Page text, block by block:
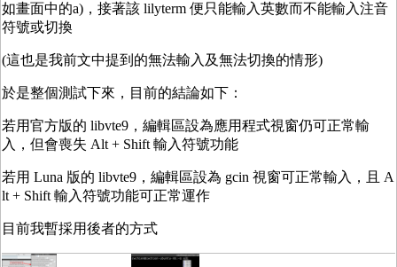
如畫面中的a)，接著該 lilyterm 便只能輸入英數而不能輸入注音
符號或切換
(這也是我前文中提到的無法輸入及無法切換的情形)
於是整個測試下來，目前的結論如下：
若用官方版的 libvte9，編輯區設為應用程式視窗仍可正常輸
入，但會喪失 Alt + Shift 輸入符號功能
若用 Luna 版的 libvte9，編輯區設為 gcin 視窗可正常輸入，且 A
lt + Shift 輸入符號功能可正常運作
目前我暫採用後者的方式